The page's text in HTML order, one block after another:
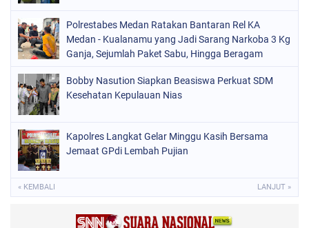
Polrestabes Medan Ratakan Bantaran Rel KA
Medan - Kualanamu yang Jadi Sarang Narkoba 3 Kg
Ganja, Sejumlah Paket Sabu, Hingga Beragam
Bobby Nasution Siapkan Beasiswa Perkuat SDM
Kesehatan Kepulauan Nias
Kapolres Langkat Gelar Minggu Kasih Bersama
Jemaat GPdi Lembah Pujian
« KEMBALI LANJUT »